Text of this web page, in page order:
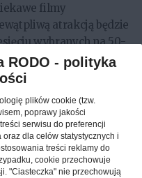
filmy
atrakcją będzie
wybranych na 50-
możliwość sprawdzenia
w ziemi skarbów.
RODO - polityka
plików cookie (tzw.
poprawy jakości
serwisu do preferencji
dla celów statystycznych i
treści reklamy do
cookie przechowuje
"Ciasteczka" nie przechowują